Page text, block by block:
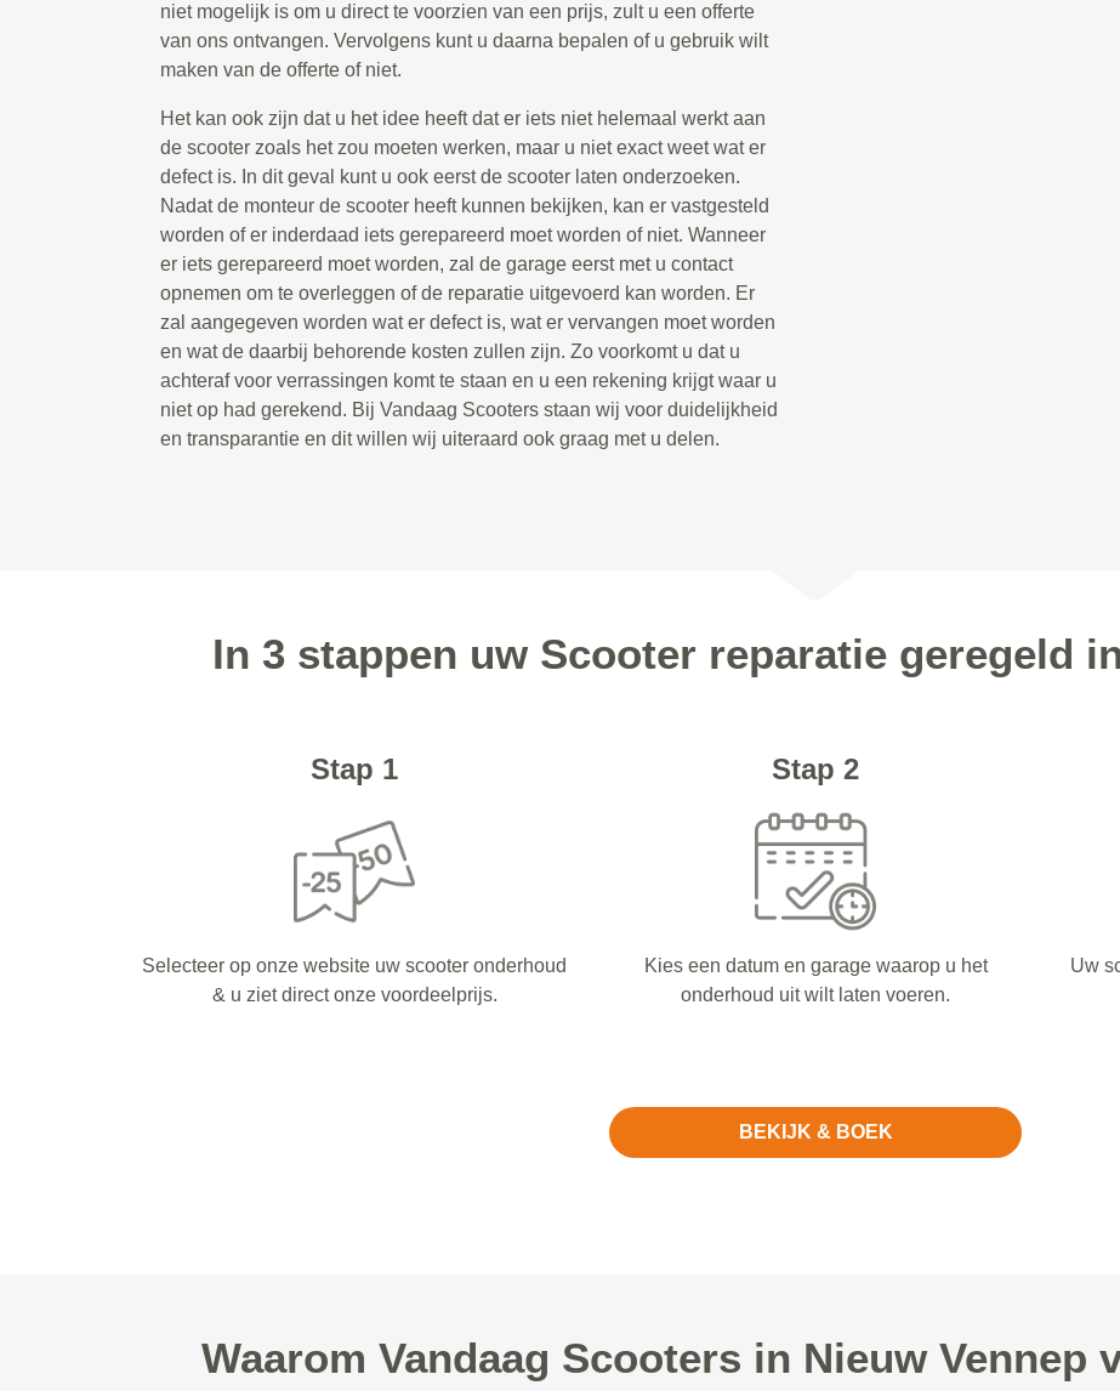
niet mogelijk is om u direct te voorzien van een prijs, zult u een offerte
van ons ontvangen. Vervolgens kunt u daarna bepalen of u gebruik wilt
maken van de offerte of niet.
Het kan ook zijn dat u het idee heeft dat er iets niet helemaal werkt aan
de scooter zoals het zou moeten werken, maar u niet exact weet wat er
defect is. In dit geval kunt u ook eerst de scooter laten onderzoeken.
Nadat de monteur de scooter heeft kunnen bekijken, kan er vastgesteld
worden of er inderdaad iets gerepareerd moet worden of niet. Wanneer
er iets gerepareerd moet worden, zal de garage eerst met u contact
opnemen om te overleggen of de reparatie uitgevoerd kan worden. Er
zal aangegeven worden wat er defect is, wat er vervangen moet worden
en wat de daarbij behorende kosten zullen zijn. Zo voorkomt u dat u
achteraf voor verrassingen komt te staan en u een rekening krijgt waar u
niet op had gerekend. Bij Vandaag Scooters staan wij voor duidelijkheid
en transparantie en dit willen wij uiteraard ook graag met u delen.
In 3 stappen uw Scooter reparatie geregeld
Stap 1
Selecteer op onze website uw scooter onderhoud
& u ziet direct onze voordeelprijs.
Stap 2
Kies een datum en garage waarop u het
onderhoud uit wilt laten voeren.
Uw
BEKIJK & BOEK
Waarom Vandaag Scooters in Nieuw Vennep